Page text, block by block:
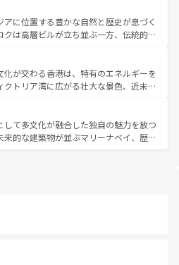
ら、韓国の多彩な魅力を心ゆくまで味
わってみてほしい。 なお、新着の韓国情報はコンテンツ一
い。
統が息づく。ハノイの古い町並みやホ
ンス統治時代の建物も、独特の雰囲気を
また、バラエティの豊かさとおいしさで
ンミー、ベトナムコーヒーなどは、ぜ
い。どの地域を訪れてもあたたかい人々
くれるので、きっと忘れられない旅にな
アに位置する豊かな自然と歴史が息づく
クは高層ビルが立ち並ぶ一方、伝統的な
る。北部ではチェンマイなどの山岳地
い、南部ではプーケットやクラビの美し
ト気分を楽しむことができる。タイ料理
中温暖で、どの季節にも異なる楽しみ
しみやすいタイの人々、仏教を中心とし
様な観光資源が、訪れる旅人を魅了し続
化が交わる香港は、特有のエネルギーを
クトリア湾に広がる壮大な景色、近未来
感動するはず。観光スポットが密集し
見どころを回れるのも魅力。息をのむよ
的な体験まで、香港を存分に楽しみ尽く
して多文化が融合した独自の魅力を放つ
来的な建築物が並ぶマリーナベイ、歴史
元の風情を楽しめる外せないスポット